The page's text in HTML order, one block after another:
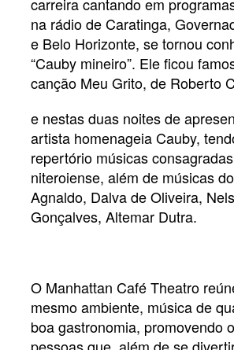
na rádio de Caratinga,
e Belo Horizonte, se tornou
“Cauby mineiro”. Ele ficou
canção Meu Grito, de Roberto
e nestas duas noites de
artista homenageia Cauby,
repertório músicas
niteroiense, além de músicas
Agnaldo, Dalva de Oliveira,
Gonçalves, Altemar Dutra.
O Manhattan Café Theatro
mesmo ambiente, música de
boa gastronomia, promovendo
pessoas que, além de se